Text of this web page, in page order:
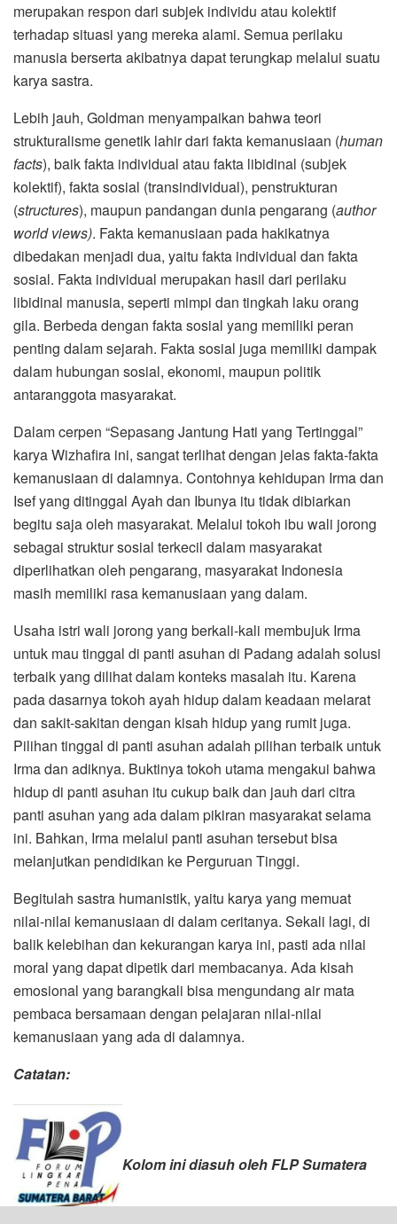
merupakan respon dari subjek individu atau kolektif
terhadap situasi yang mereka alami. Semua perilaku
manusia berserta akibatnya dapat terungkap melalui suatu
karya sastra.
Lebih jauh, Goldman menyampaikan bahwa teori
strukturalisme genetik lahir dari fakta kemanusiaan (human
facts), baik fakta individual atau fakta libidinal (subjek
kolektif), fakta sosial (transindividual), penstrukturan
(structures), maupun pandangan dunia pengarang (author
world views). Fakta kemanusiaan pada hakikatnya
dibedakan menjadi dua, yaitu fakta individual dan fakta
sosial. Fakta individual merupakan hasil dari perilaku
libidinal manusia, seperti mimpi dan tingkah laku orang
gila. Berbeda dengan fakta sosial yang memiliki peran
penting dalam sejarah. Fakta sosial juga memiliki dampak
dalam hubungan sosial, ekonomi, maupun politik
antaranggota masyarakat.
Dalam cerpen “Sepasang Jantung Hati yang Tertinggal”
karya Wizhafira ini, sangat terlihat dengan jelas fakta-fakta
kemanusiaan di dalamnya. Contohnya kehidupan Irma dan
Isef yang ditinggal Ayah dan Ibunya itu tidak dibiarkan
begitu saja oleh masyarakat. Melalui tokoh ibu wali jorong
sebagai struktur sosial terkecil dalam masyarakat
diperlihatkan oleh pengarang, masyarakat Indonesia
masih memiliki rasa kemanusiaan yang dalam.
Usaha istri wali jorong yang berkali-kali membujuk Irma
untuk mau tinggal di panti asuhan di Padang adalah solusi
terbaik yang dilihat dalam konteks masalah itu. Karena
pada dasarnya tokoh ayah hidup dalam keadaan melarat
dan sakit-sakitan dengan kisah hidup yang rumit juga.
Pilihan tinggal di panti asuhan adalah pilihan terbaik untuk
Irma dan adiknya. Buktinya tokoh utama mengakui bahwa
hidup di panti asuhan itu cukup baik dan jauh dari citra
panti asuhan yang ada dalam pikiran masyarakat selama
ini. Bahkan, Irma melalui panti asuhan tersebut bisa
melanjutkan pendidikan ke Perguruan Tinggi.
Begitulah sastra humanistik, yaitu karya yang memuat
nilai-nilai kemanusiaan di dalam ceritanya. Sekali lagi, di
balik kelebihan dan kekurangan karya ini, pasti ada nilai
moral yang dapat dipetik dari membacanya. Ada kisah
emosional yang barangkali bisa mengundang air mata
pembaca bersamaan dengan pelajaran nilai-nilai
kemanusiaan yang ada di dalamnya.
Catatan:
Kolom ini diasuh oleh FLP Sumatera